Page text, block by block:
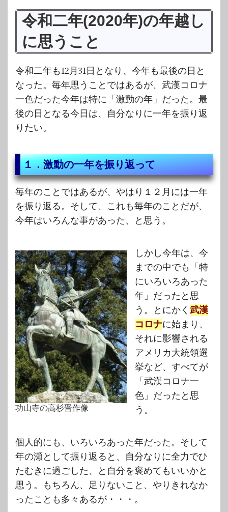
令和二年(2020年)の年越し
に思うこと
令和二年も12月31日となり、今年も最後の日と
なった。毎年思うことではあるが、武漢コロナ
一色だった今年は特に「激動の年」だった。最
後の日となる今日は、自分なりに一年を振り返
りたい。
１．激動の一年を振り返って
毎年のことではあるが、やはり１２月には一年
を振り返る。そして、これも毎年のことだが、
今年はいろんな事があった、と思う。
功山寺の高杉晋作像
しかし今年は、今
までの中でも「特
にいろいろあった
年」だったと思
う。とにかく 武漢
コロナに始まり、
それに影響される
アメリカ大統領選
挙など、すべてが
「武漢コロナ一
色」だったと思
う。
個人的にも、いろいろあった年だった。そして
年の瀬として振り返ると、自分なりに全力でひ
たむきに過ごした、と自分を褒めてもいいかと
思う。もちろん、足りないこと、やりきれなか
ったことも多々あるが・・・。